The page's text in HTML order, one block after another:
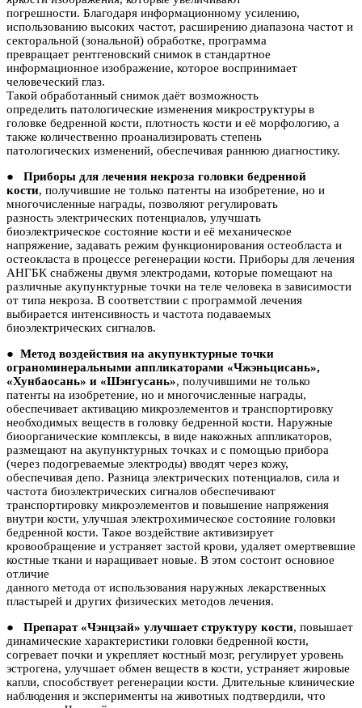
погрешности. Благодаря информационному усилению,
использованию высоких частот, расширению диапазона частот и
секторальной (зональной) обработке, программа
превращает рентгеновский снимок в стандартное
информационное изображение, которое воспринимает
человеческий глаз.
Такой обработанный снимок даёт возможность
определить патологические изменения микроструктуры в
головке бедренной кости, плотность кости и её морфологию, а
также количественно проанализировать степень
патологических изменений, обеспечивая раннюю диагностику.
●
Приборы для лечения некроза головки бедренной
кости, получившие не только патенты на изобретение, но и
многочисленные награды, позволяют регулировать
разность электрических потенциалов, улучшать
биоэлектрическое состояние кости и её механическое
напряжение, задавать режим функционирования остеобласта и
остеокласта в процессе регенерации кости. Приборы для лечения
АНГБК снабжены двумя электродами, которые помещают на
различные акупунктурные точки на теле человека в зависимости
от типа некроза. В соответствии с программой лечения
выбирается интенсивность и частота подаваемых
биоэлектрических сигналов.
● Метод воздействия на акупунктурные точки
ограноминеральными аппликаторами «Чжэньцисань»,
«Хунбаосань» и «Шэнгусань», получившими не только
патенты на изобретение, но и многочисленные награды,
обеспечивает активацию микроэлементов и транспортировку
необходимых веществ в головку бедренной кости. Наружные
биоорганические комплексы, в виде накожных аппликаторов,
размещают на акупунктурных точках и с помощью прибора
(через подогреваемые электроды) вводят через кожу,
обеспечивая депо. Разница электрических потенциалов, сила и
частота биоэлектрических сигналов обеспечивают
транспортировку микроэлементов и повышение напряжения
внутри кости, улучшая электрохимическое состояние головки
бедренной кости. Такое воздействие активизирует
кровообращение и устраняет застой крови, удаляет омертвевшие
костные ткани и наращивает новые. В этом состоит основное
отличие
данного метода от использования наружных лекарственных
пластырей и других физических методов лечения.
●
Препарат «Чэнцзай» улучшает структуру кости, повышает
динамические характеристики головки бедренной кости,
согревает почки и укрепляет костный мозг, регулирует уровень
эстрогена, улучшает обмен веществ в кости, устраняет жировые
капли, способствует регенерации кости. Длительные клинические
наблюдения и эксперименты на животных подтвердили, что